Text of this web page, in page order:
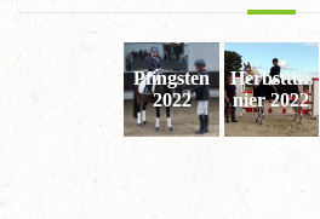
Pfingsten
2022
Herbsttur
nier 2022